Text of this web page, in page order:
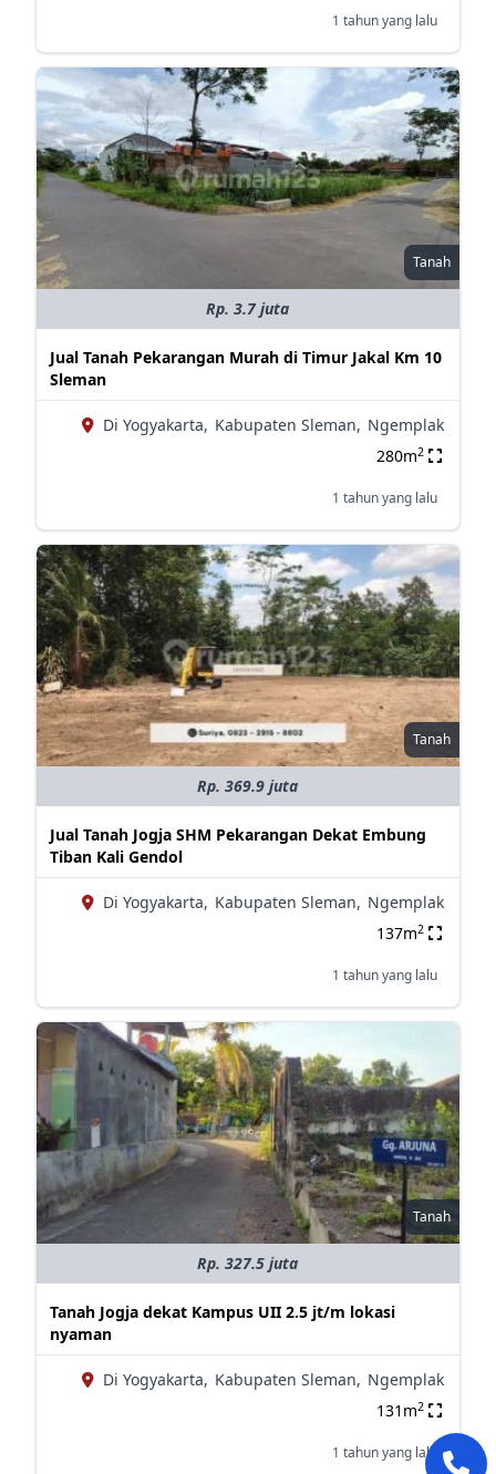
1 tahun yang lalu
Tanah
Rp. 3.7 juta
Jual Tanah Pekarangan Murah di Timur Jakal Km 10
Sleman
Di Yogyakarta, Kabupaten Sleman, Ngemplak
280m2
1 tahun yang lalu
Tanah
Rp. 369.9 juta
Jual Tanah Jogja SHM Pekarangan Dekat Embung
Tiban Kali Gendol
Di Yogyakarta, Kabupaten Sleman, Ngemplak
137m2
1 tahun yang lalu
Tanah
Rp. 327.5 juta
Tanah Jogja dekat Kampus UII 2.5 jt/m lokasi
nyaman
Di Yogyakarta, Kabupaten Sleman, Ngemplak
131m2
1 tahun yang lalu